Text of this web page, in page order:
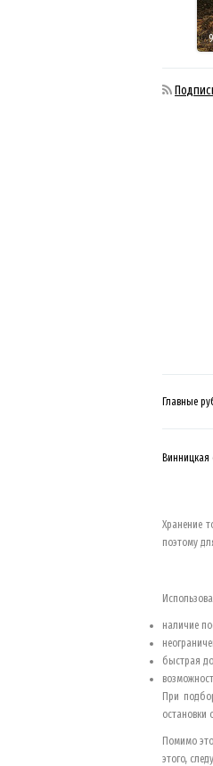
9
Главные
Винницкая
Хранение
поэтому
наличие
быстрая
При
остановки
Помимо
этого,